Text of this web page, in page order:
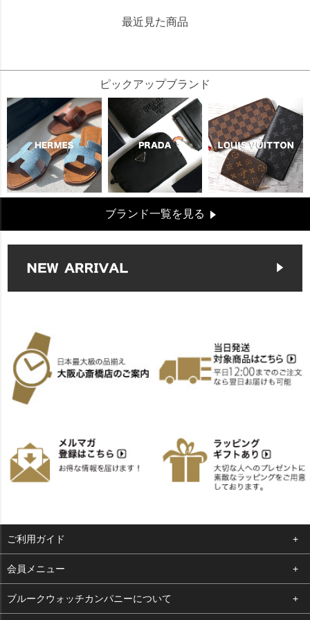
最近見た商品
ピックアップブランド
ブランド一覧を見る
ご利用ガイド
よくある質問
支払い・送料
会員メニュー
ログイン
ブルークウォッチカンパニーについて